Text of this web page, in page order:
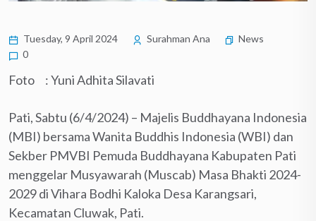
Tuesday, 9 April 2024 Surahman Ana
News
0
Foto : Yuni Adhita Silavati
Pati, Sabtu (6/4/2024) – Majelis Buddhayana Indonesia
(MBI) bersama Wanita Buddhis Indonesia (WBI) dan
Sekber PMVBI Pemuda Buddhayana Kabupaten Pati
menggelar Musyawarah (Muscab) Masa Bhakti 2024-
2029 di Vihara Bodhi Kaloka Desa Karangsari,
Kecamatan Cluwak, Pati.